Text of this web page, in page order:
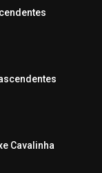
Cavalinha